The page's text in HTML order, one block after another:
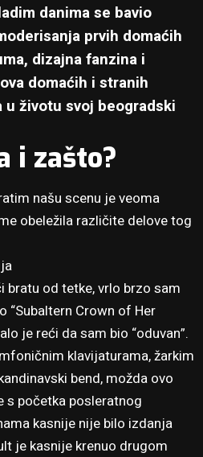
danima se bavio
prvih domaćih
dizajna fanzina i
domaćih i stranih
u životu svoj beogradski
i zašto?
našu scenu je veoma
obeležila različite delove tog
bratu od tetke, vrlo brzo sam
“Subaltern Crown of Her
je reći da sam bio “oduvan”.
klavijaturama, žarkim
bend, možda ovo
s početka posleratnog
kasnije nije bilo izdanja
je kasnije krenuo drugom